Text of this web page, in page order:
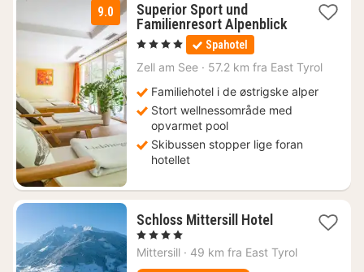
9.0
Superior Sport und
Familienresort Alpenblick
2
nætter
fra
kr.
, 4 Stjerner Spahotel
Zell am See · 57.2 km fra East Tyrol
Familiehotel i de østrigske alper
Stort wellnessområde med
opvarmet pool
Skibussen stopper lige foran
hotellet
Schloss Mittersill Hotel1
fra
1935
, 4 Stjerner
Mittersill · 49 km fra East Tyrol